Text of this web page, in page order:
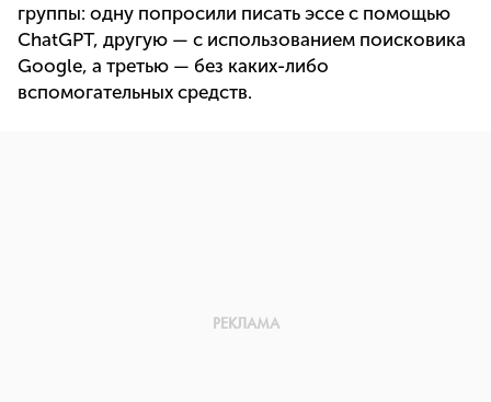
группы: одну попросили писать эссе с помощью
ChatGPT, другую — с использованием поисковика
Google, а третью — без каких-либо
вспомогательных средств.